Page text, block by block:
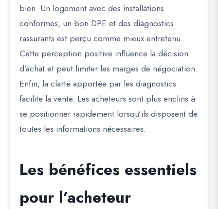
bien. Un logement avec des installations
conformes, un bon DPE et des diagnostics
rassurants est perçu comme mieux entretenu.
Cette perception positive influence la décision
d’achat et peut limiter les marges de négociation.
Enfin, la clarté apportée par les diagnostics
facilite la vente. Les acheteurs sont plus enclins à
se positionner rapidement lorsqu’ils disposent de
toutes les informations nécessaires.
Les bénéfices essentiels
pour l’acheteur